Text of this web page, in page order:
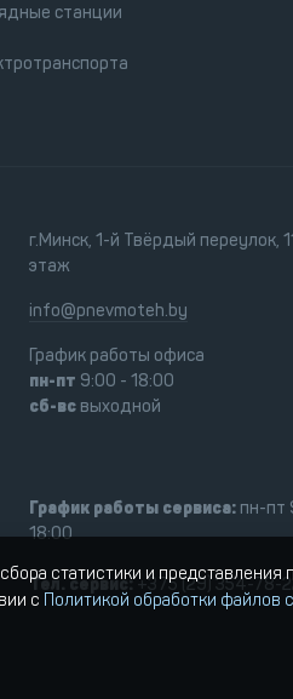
станции
г.Минск, 1-й Твёрдый переулок,
этаж
info@pnevmoteh.by
График работы офиса
пн-пт 9:00 - 18:00
сб-всвыходной
График работы сервиса:пн-пт
18:00
Тел. сервис:+375 (29) 354-78-
статистики и
с Политикой обработки файлов